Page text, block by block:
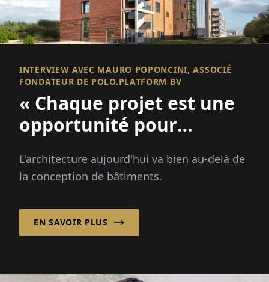
INTERVIEW AVEC MAURO POPONCINI, ASSOCIÉ
FONDATEUR DE POLO.PLATFORM BV
« Chaque projet est une
opportunité pour
renforcer une
communauté ! »
L'architecture aujourd'hui va bien au-delà de
la conception de bâtiments.
EN SAVOIR PLUS